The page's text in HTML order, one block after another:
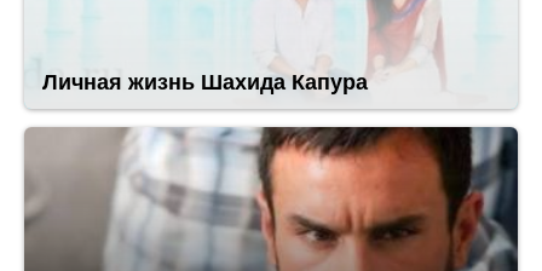
Личная жизнь Шахида Капура